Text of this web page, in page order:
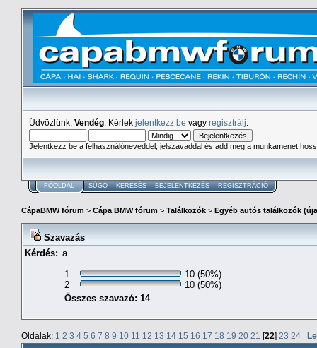
Üdvözlünk, Vendég . Kérlek jelentkezz be vagy regisztrálj
Jelentkezz be a felhasználóneveddel, jelszavaddal és add meg a munkamenet
FŐOLDAL SÚGÓ KERESÉS BEJELENTKEZÉS REGISZTRÁCIÓ
CápaBMW fórum > Cápa BMW fórum > Találkozók > Egyéb autós találkozók
Szavazás
Kérdés: a
1
10 (50%)
2
10 (50%)
Összes szavazó: 14
Oldalak: 1 2 3 4 5 6 7 8 9 10 11 12 13 14 15 16 17 18 19 20 21 [22] 23 24
Le